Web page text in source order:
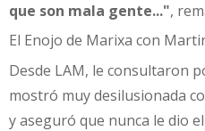
que son mala gente...",
El Enojo de Marixa con
Desde LAM, le consultaron
mostró muy desilusionada
y aseguró que nunca le dio